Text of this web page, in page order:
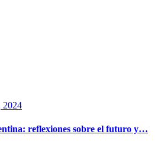
2024
reflexiones sobre el futuro y…